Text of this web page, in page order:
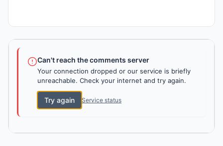
Can't reach the comments server
Your connection dropped or our service is briefly
unreachable. Check your internet and try again.
Try again Service status